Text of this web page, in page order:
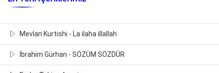
Mevlan Kurtishi - La ilaha illallah
İbrahim Gürhan - SÖZÜM SÖZDÜR